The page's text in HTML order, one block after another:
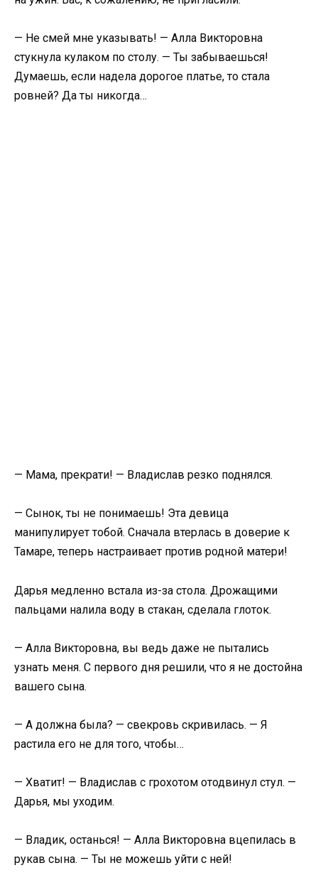
— Не смей мне указывать! — Алла Викторовна
стукнула кулаком по столу. — Ты забываешься!
Думаешь, если надела дорогое платье, то стала
ровней? Да ты никогда…
— Мама, прекрати! — Владислав резко поднялся.
— Сынок, ты не понимаешь! Эта девица
манипулирует тобой. Сначала втерлась в доверие к
Тамаре, теперь настраивает против родной матери!
Дарья медленно встала из-за стола. Дрожащими
пальцами налила воду в стакан, сделала глоток.
— Алла Викторовна, вы ведь даже не пытались
узнать меня. С первого дня решили, что я не достойна
вашего сына.
— А должна была? — свекровь скривилась. — Я
растила его не для того, чтобы…
— Хватит! — Владислав с грохотом отодвинул стул. —
Дарья, мы уходим.
— Владик, останься! — Алла Викторовна вцепилась в
рукав сына. — Ты не можешь уйти с ней!